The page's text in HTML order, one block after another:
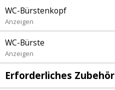
WC-Bürstenkopf
Anzeigen
WC-Bürste
Anzeigen
Erforderliches Zubehör